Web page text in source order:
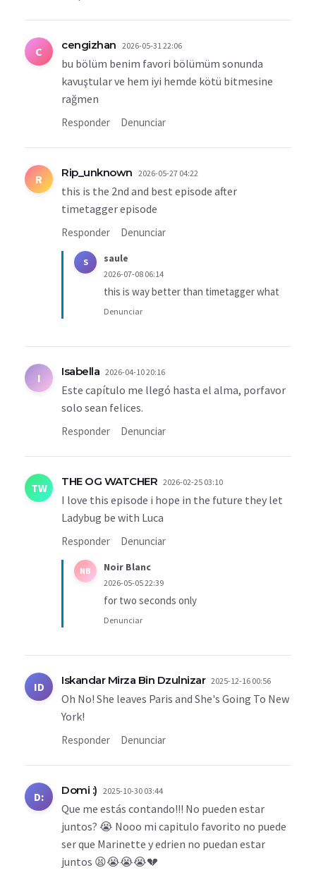
C cengizhan 2026-05-31 22:06
bu bölüm benim favori bölümüm sonunda
kavuştular ve hem iyi hemde kötü bitmesine
rağmen
Responder Denunciar
R Rip_unknown 2026-05-27 04:22
this is the 2nd and best episode after
timetagger episode
Responder Denunciar
S saule
2026-07-08 06:14
this is way better than timetagger what
Denunciar
I Isabella 2026-04-10 20:16
Este capítulo me llegó hasta el alma, porfavor
solo sean felices.
Responder Denunciar
TW THE OG WATCHER 2026-02-25 03:10
I love this episode i hope in the future they let
Ladybug be with Luca
Responder Denunciar
NB Noir Blanc
2026-05-05 22:39
for two seconds only
Denunciar
ID Iskandar Mirza Bin Dzulnizar 2025-12-16 00:56
Oh No! She leaves Paris and She's Going To New
York!
Responder Denunciar
D: Domi :) 2025-10-30 03:44
Que me estás contando!!! No pueden estar
juntos? 😭 Nooo mi capitulo favorito no puede
ser que Marinette y edrien no puedan estar
juntos 😫😭😭😭💔